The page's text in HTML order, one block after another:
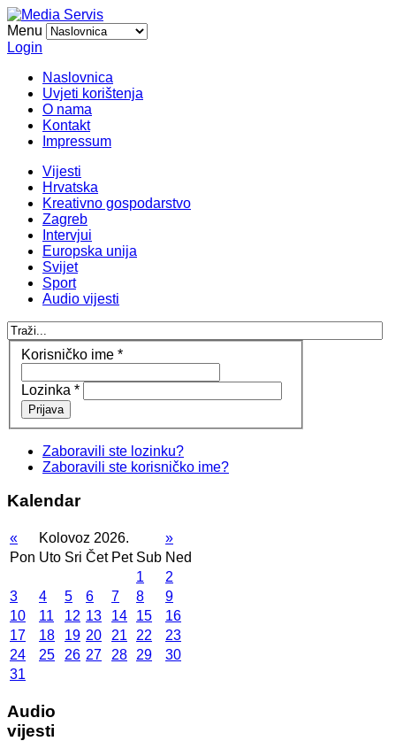
Menu
Login
Naslovnica
Uvjeti korištenja
O nama
Kontakt
Impressum
Vijesti
Hrvatska
Kreativno gospodarstvo
Zagreb
Intervjui
Europska unija
Svijet
Sport
Audio vijesti
Korisničko ime *
Lozinka *
Prijava
Zaboravili ste lozinku?
Zaboravili ste korisničko ime?
Kalendar
« Kolovoz 2026.
»
Pon Uto Sri Čet Pet Sub Ned
1
2
3
4 5 6 7 8
9
10
11 12 13 14 15
16
17
18 19 20 21 22
23
24
25 26 27 28 29
30
31
Audio
vijesti